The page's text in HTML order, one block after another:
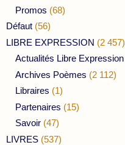
Promos (68)
Défaut (56)
LIBRE EXPRESSION (2 457)
Actualités Libre Expression
Archives Poèmes (2 112)
Libraires (1)
Partenaires (15)
Savoir (47)
LIVRES (537)